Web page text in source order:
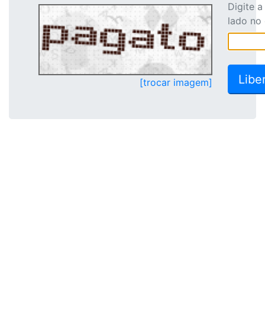
[trocar imagem]
Digite
lado no